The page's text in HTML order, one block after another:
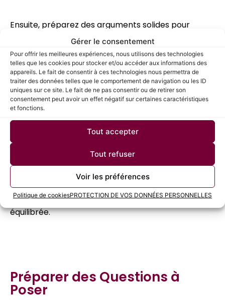
Gérer le consentement
Pour offrir les meilleures expériences, nous utilisons des technologies
telles que les cookies pour stocker et/ou accéder aux informations des
appareils. Le fait de consentir à ces technologies nous permettra de
traiter des données telles que le comportement de navigation ou les ID
uniques sur ce site. Le fait de ne pas consentir ou de retirer son
consentement peut avoir un effet négatif sur certaines caractéristiques
et fonctions.
Tout accepter
Tout refuser
Voir les préférences
Politique de cookiesPROTECTION DE VOS DONNÉES PERSONNELLES
Ensuite, préparez des arguments solides pour
justifier une augmentation de salaire ou une
amélioration des avantages. Appuyez-vous sur vos
réalisations, vos compétences, et les contributions
significatives que vous avez apportées à
l’entreprise. Par exemple, si vous avez mené un
projet à succès qui a généré des revenus
supplémentaires, mettez cela en avant.
Abordez la discussion avec confiance, mais restez
ouvert et flexible. Montrez que vous comprenez les
contraintes de l’entreprise tout en expliquant
clairement pourquoi vous méritez une réévaluation
de votre rémunération. Une préparation minutieuse
facilitera une conversation constructive et
équilibrée.
Préparer des Questions à
Poser